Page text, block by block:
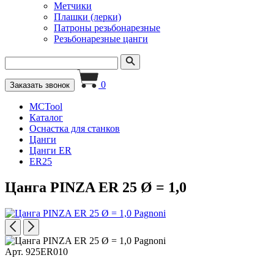
Метчики
Плашки (лерки)
Патроны резьбонарезные
Резьбонарезные цанги
Заказать звонок 0
MCTool
Каталог
Оснастка для станков
Цанги
Цанги ER
ER25
Цанга PINZA ER 25 Ø = 1,0
Арт. 925ER010